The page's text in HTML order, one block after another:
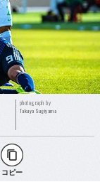
photograph by
Takuya Sugiyama
コピー